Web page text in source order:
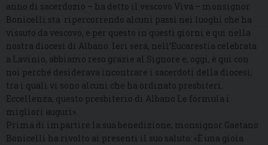
anno di sacerdozio – ha detto il vescovo Viva – monsignor
Bonicelli sta ripercorrendo alcuni passi nei luoghi che ha
vissuto da vescovo, e per questo in questi giorni è qui nella
nostra diocesi di Albano. Ieri sera, nell’Eucarestia celebrata
a Lavinio, abbiamo reso grazie al Signore e, oggi, è qui con
noi perché desiderava incontrare i sacerdoti della diocesi,
tra i quali vi sono alcuni che ha ordinato presbiteri.
Eccellenza, questo presbiterio di Albano Le formula i
migliori auguri».
Prima di impartire la sua benedizione, monsignor Gaetano
Bonicelli ha rivolto ai presenti il suo saluto: «È una gioia